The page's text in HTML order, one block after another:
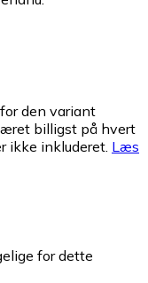
den variant
billigst på hvert
ikke inkluderet. Læs
for dette